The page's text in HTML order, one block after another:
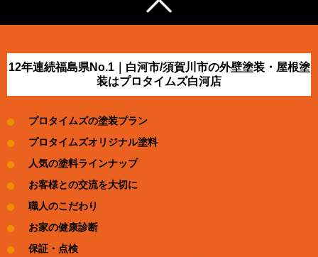
12年連続福島県No.1｜白河市/須賀川市の外壁塗装・屋根塗
装はプロタイムズ白河店
プロタイムズの塗装プラン
プロタイムズオリジナル塗料
人気の塗料ラインナップ
お客様との交流を大切に
職人のこだわり
お家の健康診断
保証・点検